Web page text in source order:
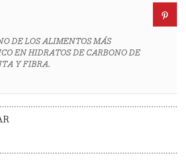
DE LOS ALIMENTOS MÁS
EN HIDRATOS DE CARBONO DE
Y FIBRA.